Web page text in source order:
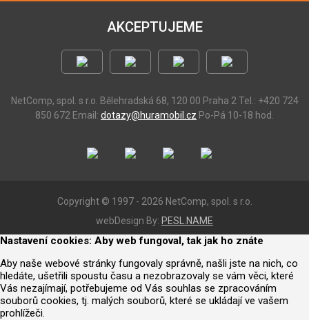
AKCEPTUJEME
NetComp, spol. s r.o. Bělehradská 68, 120 00 Praha 2 Tel.: +420 724
850 672 Email: dotazy@huramobil.cz Po-Pá 10-18 hod.
Copyright © 1997 - 2026 NetComp, spol. s r.o.
webDesign By: PESL.NAME
Nastavení cookies: Aby web fungoval, tak jak ho znáte
Aby naše webové stránky fungovaly správně, našli jste na nich, co
hledáte, ušetřili spoustu času a nezobrazovaly se vám věci, které
Vás nezajímají, potřebujeme od Vás souhlas se zpracováním
souborů cookies, tj. malých souborů, které se ukládají ve vašem
prohlížeči.